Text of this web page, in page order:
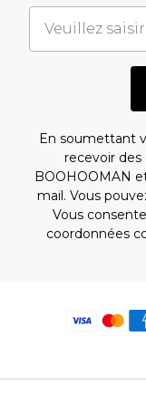
En soumettant
recevoir
BOOHOOMAN
mail. Vous
Vous
coordonnées